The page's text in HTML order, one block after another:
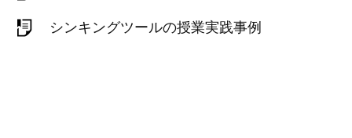
シンキングツールの授業実践事例